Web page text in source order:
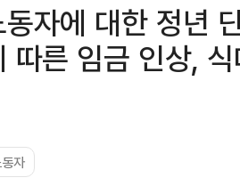
자에 대한 정년
따른 임금 인상,
자